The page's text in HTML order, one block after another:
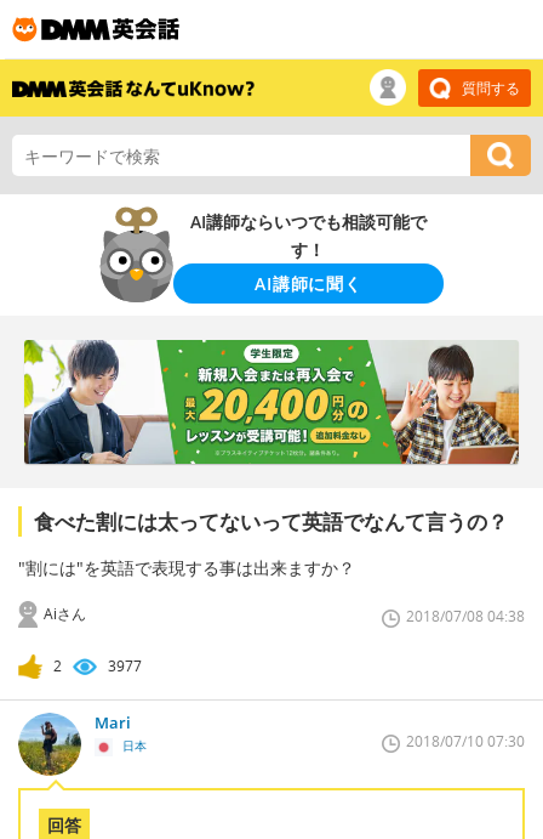
質問する
AI講師ならいつでも相談可能で
す！
AI講師に聞く
食べた割には太ってないって英語でなんて言うの？
"割には"を英語で表現する事は出来ますか？
Aiさん 2018/07/08 04:38
2 3977
Mari
日本 2018/07/10 07:30
回答